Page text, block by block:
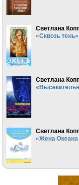
Светлана
«Сквозь тень»
Светлана
Светлана
«Жена Океана